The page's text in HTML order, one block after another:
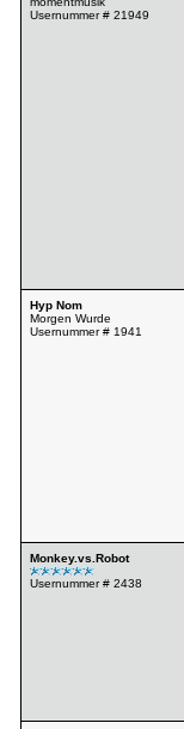
Usernummer # 21949
Hyp Nom
Morgen Wurde
Usernummer # 1941
Monkey.vs.Robot
Usernummer # 2438